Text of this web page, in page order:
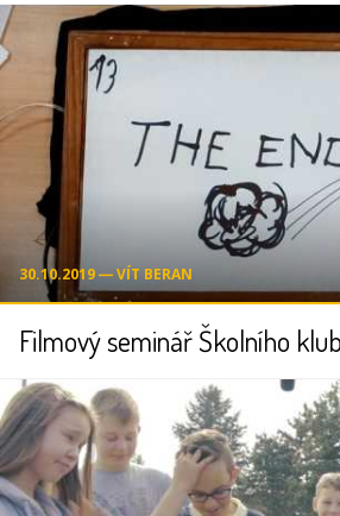
30.10.2019 ― VÍT BERAN